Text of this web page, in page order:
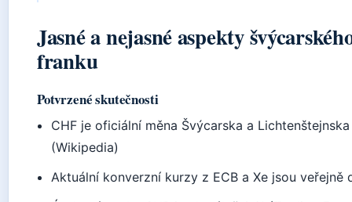
Jasné a nejasné aspekty
franku
Potvrzené skutečnosti
CHF je oficiální měna Švýcarska a Lichtenštejnska
(Wikipedia)
Aktuální konverzní kurzy z ECB a Xe jsou veřejně